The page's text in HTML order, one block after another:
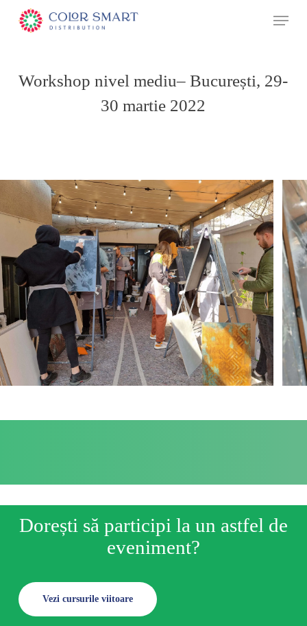
Skip
Menu
Workshop nivel mediu– București, 29-
30 martie 2022
Dorești să participi la un astfel de
eveniment?
Vezi cursurile viitoare